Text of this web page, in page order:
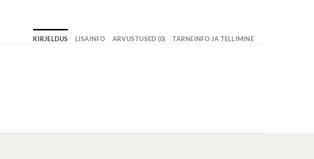
KIRJELDUS LISAINFO ARVUSTUSED (0) TARNEINFO JA TELLIMINE